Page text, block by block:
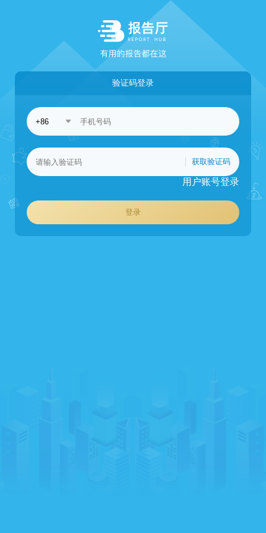
验证码登录
获取验证码
用户账号登录
登录